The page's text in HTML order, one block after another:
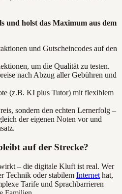
und holst das Maximum aus dem
und Gutscheincodes auf den
um die Qualität zu testen.
nach Abzug aller Gebühren und
(z.B. KI plus Tutor) mit flexiblem
sondern den echten Lernerfolg –
der eigenen Noten vor und
auf der Strecke?
– die digitale Kluft ist real. Wer
Technik oder stabilem Internet hat,
Tarife und Sprachbarrieren